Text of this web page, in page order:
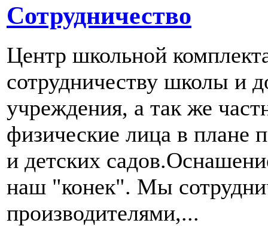
Сотрудничество
Центр школьной
сотрудничеству школы и
учреждения, а так же
физические лица в плане
и детских
наш "конек". Мы
производителями,...